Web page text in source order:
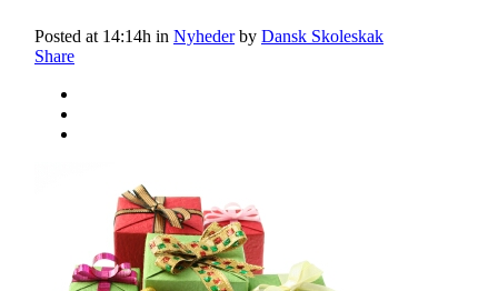
Posted at 14:14h in Nyheder by Dansk Skoleskak
Share